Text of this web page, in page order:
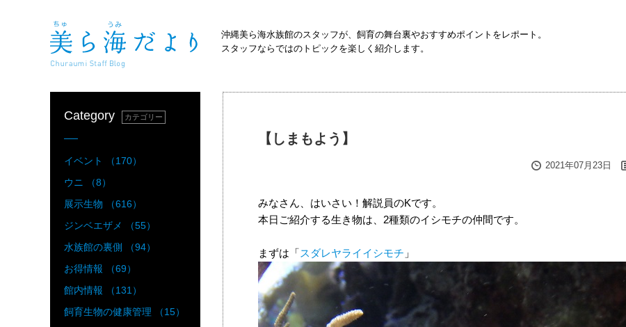
沖縄美ら海水族館のスタッフが、飼育の舞台裏やおすすめポイントをレポート。
スタッフならではのトピックを楽しく紹介します。
【しまもよう】
2021年07月23日
みなさん、はいさい！解説員のKです。
本日ご紹介する生き物は、2種類のイシモチの仲間です。
まずは「スダレヤライイシモチ 」
Category カテゴリー
イベント （170）
ウニ （8）
展示生物 （616）
ジンベエザメ （55）
水族館の裏側 （94）
お得情報 （69）
館内情報 （131）
飼育生物の健康管理 （15）